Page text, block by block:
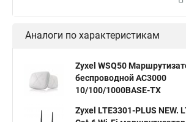
Аналоги по характеристикам
Zyxel WSQ50
беспроводной AC3000
10/100/1000BASE-TX
Zyxel LTE3301-PLUS NEW.